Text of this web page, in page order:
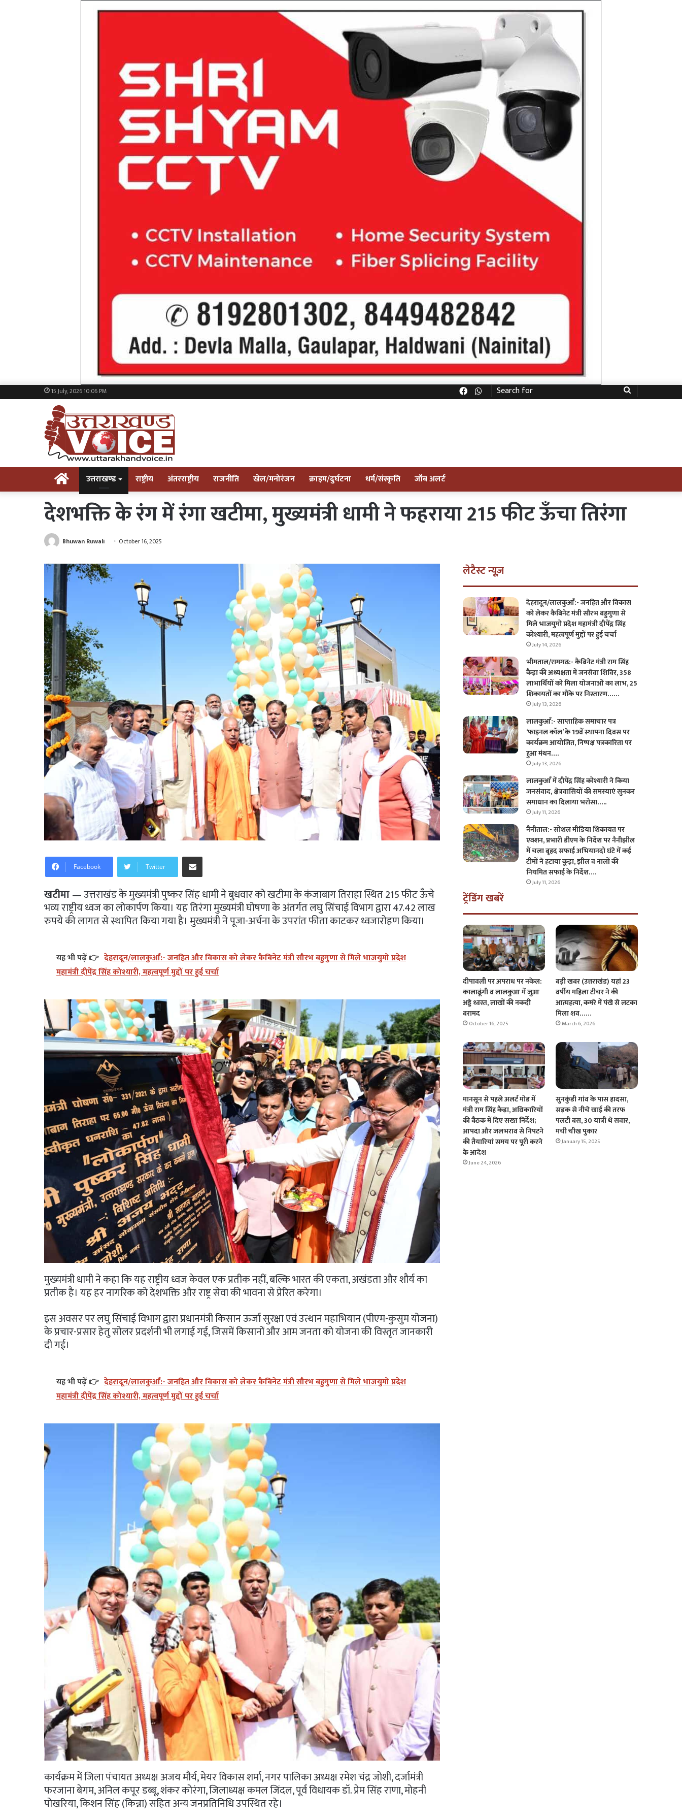
15 July, 2026 10:06 PM
Search
for
WhatsApp
Facebook
Homeउत्तराखण्ड राष्ट्रीय अंतरराष्ट्रीय राजनीति खेल/मनोरंजन क्राइम/दुर्घटना धर्म/संस्कृति जॉब अलर्ट
देशभक्ति के रंग में रंगा खटीमा, मुख्यमंत्री धामी ने फहराया 215 फीट ऊँचा तिरंगा
Bhuwan Ruwali October 16, 2025
Facebook Twitter
Share via Email
खटीमा— उत्तराखंड के मुख्यमंत्री पुष्कर सिंह धामी ने बुधवार को खटीमा के कंजाबाग तिराहा स्थित 215 फीट ऊँचे
भव्य राष्ट्रीय ध्वज का लोकार्पण किया। यह तिरंगा मुख्यमंत्री घोषणा के अंतर्गत लघु सिंचाई विभाग द्वारा 47.42 लाख
रुपये की लागत से स्थापित किया गया है। मुख्यमंत्री ने पूजा-अर्चना के उपरांत फीता काटकर ध्वजारोहण किया।
यह भी पढ़ें 👉 देहरादून/लालकुआँ:- जनहित और विकास को लेकर कैबिनेट मंत्री सौरभ बहुगुणा से मिले भाजयुमो प्रदेश
महामंत्री दीपेंद्र सिंह कोश्यारी, महत्वपूर्ण मुद्दों पर हुई चर्चा
मुख्यमंत्री धामी ने कहा कि यह राष्ट्रीय ध्वज केवल एक प्रतीक नहीं, बल्कि भारत की एकता, अखंडता और शौर्य का
प्रतीक है। यह हर नागरिक को देशभक्ति और राष्ट्र सेवा की भावना से प्रेरित करेगा।
इस अवसर पर लघु सिंचाई विभाग द्वारा प्रधानमंत्री किसान ऊर्जा सुरक्षा एवं उत्थान महाभियान (पीएम-कुसुम योजना)
के प्रचार-प्रसार हेतु सोलर प्रदर्शनी भी लगाई गई, जिसमें किसानों और आम जनता को योजना की विस्तृत जानकारी
दी गई।
यह भी पढ़ें 👉 देहरादून/लालकुआँ:- जनहित और विकास को लेकर कैबिनेट मंत्री सौरभ बहुगुणा से मिले भाजयुमो प्रदेश
महामंत्री दीपेंद्र सिंह कोश्यारी, महत्वपूर्ण मुद्दों पर हुई चर्चा
कार्यक्रम में जिला पंचायत अध्यक्ष अजय मौर्य, मेयर विकास शर्मा, नगर पालिका अध्यक्ष रमेश चंद्र जोशी, दर्जामंत्री
फरजाना बेगम, अनिल कपूर डब्बू, शंकर कोरंगा, जिलाध्यक्ष कमल जिंदल, पूर्व विधायक डॉ. प्रेम सिंह राणा, मोहनी
पोखरिया, किशन सिंह (किन्ना) सहित अन्य जनप्रतिनिधि उपस्थित रहे।
लेटैस्ट न्यूज़
देहरादून/लालकुआँ:- जनहित और विकास
को लेकर कैबिनेट मंत्री सौरभ बहुगुणा से
मिले भाजयुमो प्रदेश महामंत्री दीपेंद्र सिंह
कोश्यारी, महत्वपूर्ण मुद्दों पर हुई चर्चा
July 14, 2026
भीमताल/रामगढ़:- कैबिनेट मंत्री राम सिंह
कैड़ा की अध्यक्षता में जनसेवा शिविर, 358
लाभार्थियों को मिला योजनाओं का लाभ, 25
शिकायतों का मौके पर निस्तारण……
July 13, 2026
लालकुआँ:- साप्ताहिक समाचार पत्र
‘फाइनल कॉल’ के 19वें स्थापना दिवस पर
कार्यक्रम आयोजित, निष्पक्ष पत्रकारिता पर
हुआ मंथन….
July 13, 2026
लालकुआँ में दीपेंद्र सिंह कोश्यारी ने किया
जनसंवाद, क्षेत्रवासियों की समस्याएं सुनकर
समाधान का दिलाया भरोसा…..
July 11, 2026
नैनीताल:- सोशल मीडिया शिकायत पर
एक्शन, प्रभारी डीएम के निर्देश पर नैनीझील
में चला बृहद सफाई अभियानदो घंटे में कई
टीमों ने हटाया कूड़ा, झील व नालों की
नियमित सफाई के निर्देश….
July 11, 2026
ट्रेंडिंग खबरें
दीपावली पर अपराध पर नकेल:
कालाढूंगी व लालकुआ में जुआ
अड्डे ध्वस्त, लाखों की नकदी
बरामद
October 16, 2025
बड़ी खबर (उत्तराखंड) यहां 23
वर्षीय महिला टीचर ने की
आत्महत्या, कमरे में पंखे से लटका
मिला शव……
March 6, 2026
मानसून से पहले अलर्ट मोड में
मंत्री राम सिंह कैड़ा, अधिकारियों
की बैठक में दिए सख्त निर्देश;
आपदा और जलभराव से निपटने
की तैयारियां समय पर पूरी करने
के आदेश
June 24, 2026
सुनकुंडी गांव के पास हादसा,
सड़क से नीचे खाई की तरफ
पलटी बस, 30 यात्री थे सवार,
मची चीख पुकार
January 15, 2025